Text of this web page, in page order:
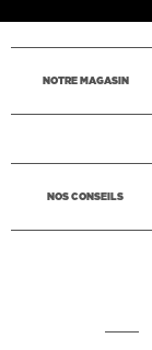
NOTRE MAGASIN
NOS CONSEILS